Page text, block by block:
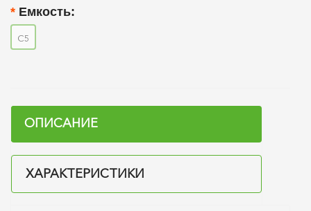
Емкость:
С5
ОПИСАНИЕ
ХАРАКТЕРИСТИКИ